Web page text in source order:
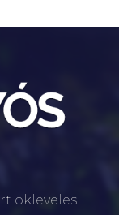
okleveles